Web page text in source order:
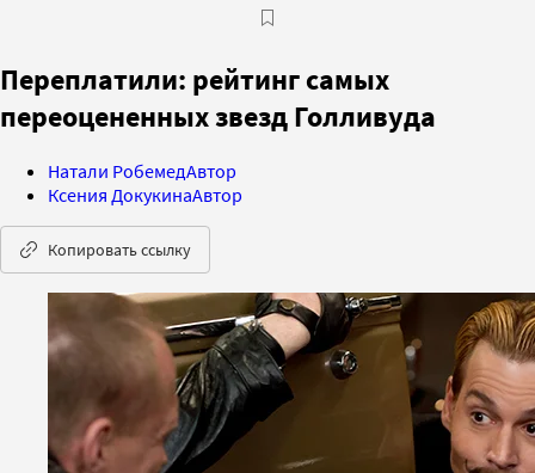
Переплатили: рейтинг самых
переоцененных звезд Голливуда
Натали РобемедАвтор
Ксения ДокукинаАвтор
Копировать ссылку